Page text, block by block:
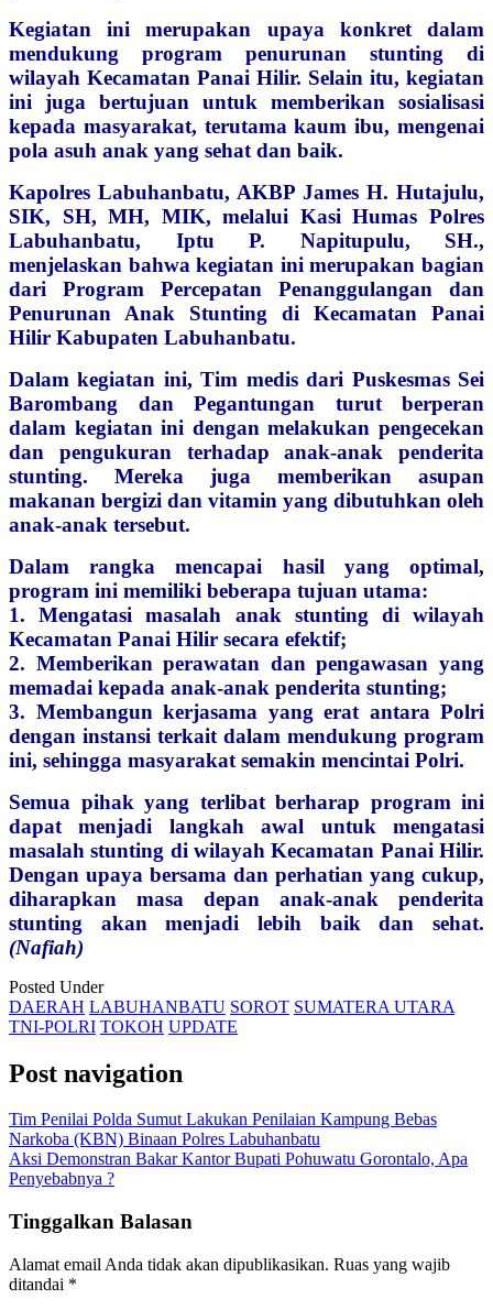
Kegiatan ini merupakan upaya konkret dalam
mendukung program penurunan stunting di
wilayah Kecamatan Panai Hilir. Selain itu, kegiatan
ini juga bertujuan untuk memberikan sosialisasi
kepada masyarakat, terutama kaum ibu, mengenai
pola asuh anak yang sehat dan baik.
Kapolres Labuhanbatu, AKBP James H. Hutajulu,
SIK, SH, MH, MIK, melalui Kasi Humas Polres
Labuhanbatu, Iptu P. Napitupulu, SH.,
menjelaskan bahwa kegiatan ini merupakan bagian
dari Program Percepatan Penanggulangan dan
Penurunan Anak Stunting di Kecamatan Panai
Hilir Kabupaten Labuhanbatu.
Dalam kegiatan ini, Tim medis dari Puskesmas Sei
Barombang dan Pegantungan turut berperan
dalam kegiatan ini dengan melakukan pengecekan
dan pengukuran terhadap anak-anak penderita
stunting. Mereka juga memberikan asupan
makanan bergizi dan vitamin yang dibutuhkan oleh
anak-anak tersebut.
Dalam rangka mencapai hasil yang optimal,
program ini memiliki beberapa tujuan utama:
1. Mengatasi masalah anak stunting di wilayah
Kecamatan Panai Hilir secara efektif;
2. Memberikan perawatan dan pengawasan yang
memadai kepada anak-anak penderita stunting;
3. Membangun kerjasama yang erat antara Polri
dengan instansi terkait dalam mendukung program
ini, sehingga masyarakat semakin mencintai Polri.
Semua pihak yang terlibat berharap program ini
dapat menjadi langkah awal untuk mengatasi
masalah stunting di wilayah Kecamatan Panai Hilir.
Dengan upaya bersama dan perhatian yang cukup,
diharapkan masa depan anak-anak penderita
stunting akan menjadi lebih baik dan sehat.
(Nafiah)
Posted Under
DAERAH LABUHANBATU SOROT SUMATERA UTARA
TNI-POLRI TOKOH UPDATE
Post navigation
Tim Penilai Polda Sumut Lakukan Penilaian Kampung Bebas
Narkoba (KBN) Binaan Polres Labuhanbatu
Aksi Demonstran Bakar Kantor Bupati Pohuwatu Gorontalo, Apa
Penyebabnya ?
Tinggalkan Balasan
Alamat email Anda tidak akan dipublikasikan. Ruas yang wajib
ditandai *